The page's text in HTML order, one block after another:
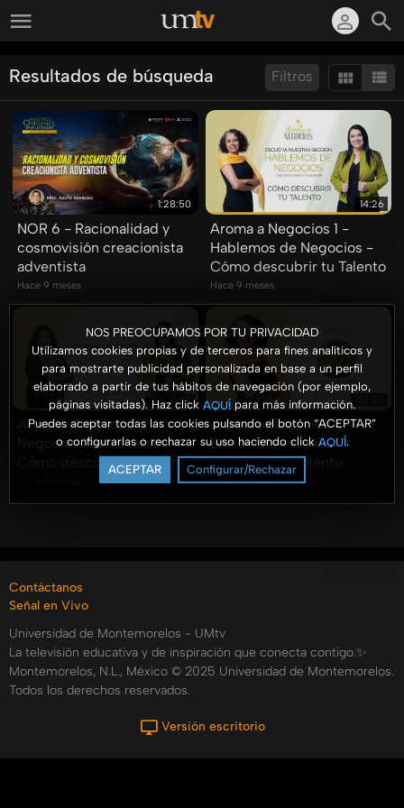
NOS PREOCUPAMOS POR TU PRIVACIDAD
Utilizamos cookies propias y de terceros para fines analíticos y
para mostrarte publicidad personalizada en base a un perfil
elaborado a partir de tus hábitos de navegación (por ejemplo,
páginas visitadas). Haz click AQUÍ para más información.
Puedes aceptar todas las cookies pulsando el botón “ACEPTAR”
o configurarlas o rechazar su uso haciendo click AQUÍ.
ACEPTAR Configurar/Rechazar
Filtros
Resultados de búsqueda
Mostrar:
Resultados/Pág.:
1:28:50
NOR 6 - Racionalidad y
cosmovisión creacionista
adventista
Hace 9 meses
14:26
Aroma a Negocios 1 -
Hablemos de Negocios -
Cómo descubrir tu Talento
Hace 9 meses
11:02
Aroma a Negocios 2 -
Negocios Sustentables -
Cómo descubrir tu Talento
Aroma a Negocios 3 -
Entrevista - Cómo
descubrir tu Talento
Hace 9 meses
Contáctanos
Señal en Vivo
Universidad de Montemorelos - UMtv
La televisión educativa y de inspiración que conecta contigo.✨
Montemorelos, N.L., México © 2025 Universidad de Montemorelos.
Todos los derechos reservados.
Versión escritorio